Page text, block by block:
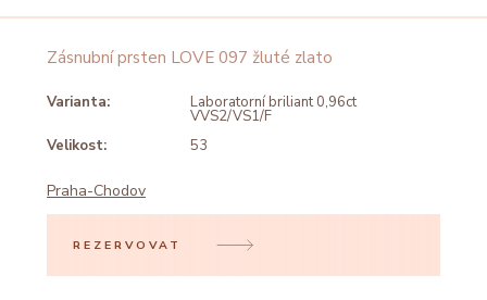
Zásnubní prsten LOVE 097 žluté zlato
Varianta: Laboratorní briliant 0,96ct
VVS2/VS1/F
Velikost:
53
Praha-Chodov
REZERVOVAT